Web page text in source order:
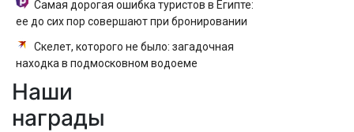
Самая дорогая ошибка туристов в Египте:
ее до сих пор совершают при бронировании
Скелет, которого не было: загадочная
находка в подмосковном водоеме
«Это капитуляция и предательство
навязывании «похабного Брестского мира
Наши
награды